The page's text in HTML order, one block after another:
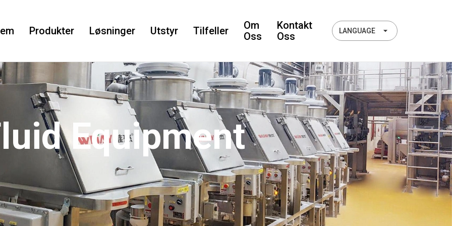
Produkter Løsninger Utstyr Tilfeller
Om
Oss
Kontakt
Oss
LANGUAGE
Equipment